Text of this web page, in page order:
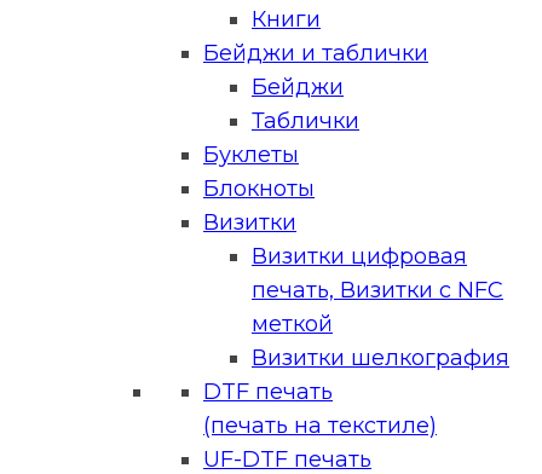
Книги
Бейджи и таблички
Бейджи
Таблички
Буклеты
Блокноты
Визитки
Визитки цифровая
печать, Визитки с NFC
меткой
Визитки шелкография
DTF печать
(печать на текстиле)
UF-DTF печать